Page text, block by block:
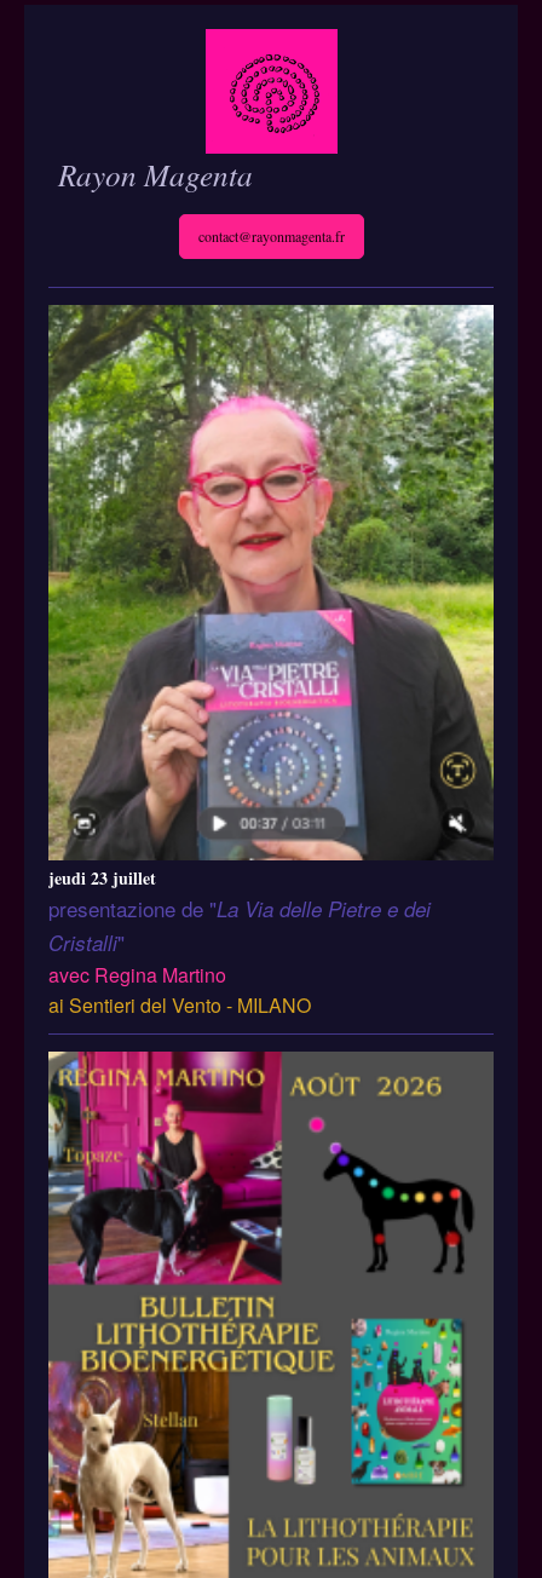
Rayon Magenta
contact@rayonmagenta.fr
jeudi 23 juillet
presentazione de "La Via delle Pietre e dei
Cristalli"
avec Regina Martino
ai Sentieri del Vento - MILANO